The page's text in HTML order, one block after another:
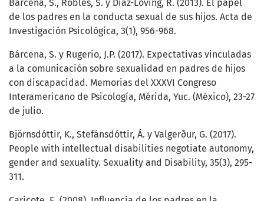
Bárcena, S., Robles, S. y Díaz-Loving, R. (2013). El papel
de los padres en la conducta sexual de sus hijos. Acta de
Investigación Psicológica, 3(1), 956-968.
Bárcena, S. y Rugerio, J.P. (2017). Expectativas vinculadas
a la comunicación sobre sexualidad en padres de hijos
con discapacidad. Memorias del XXXVI Congreso
Interamericano de Psicología, Mérida, Yuc. (México), 23-27
de julio.
Björnsdóttir, K., Stefánsdóttir, Á. y Valgerður, G. (2017).
People with intellectual disabilities negotiate autonomy,
gender and sexuality. Sexuality and Disability, 35(3), 295-
311.